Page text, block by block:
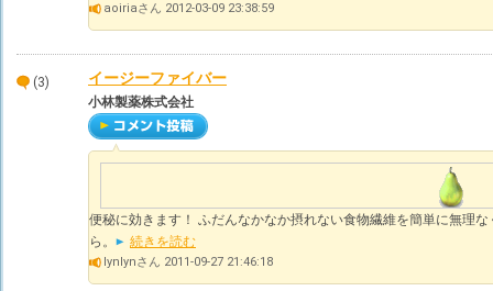
aoiriaさん 2012-03-09 23:38:59
(3) イージーファイバー
小林製薬株式会社
便秘に効きます！ ふだんなかなか摂れない食物繊維を簡単に無理
ら。
続きを読む
lynlynさん 2011-09-27 21:46:18